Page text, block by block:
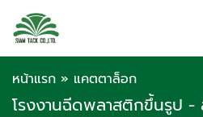
หน้าแรก » แคตตาล็อก
โรงงานฉีดพลาสติกขึ้นรูป -